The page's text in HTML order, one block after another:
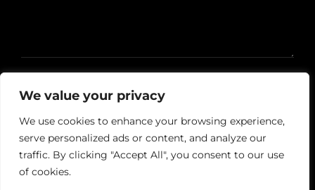
We value your privacy
We use cookies to enhance your browsing experience,
serve personalized ads or content, and analyze our
traffic. By clicking "Accept All", you consent to our use
of cookies.